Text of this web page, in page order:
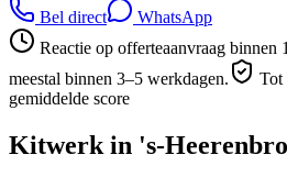
Bel direct
WhatsApp
Reactie op offerteaanvraag binnen
meestal binnen 3–5 werkdagen.
Tot
gemiddelde score
Kitwerk in 's-